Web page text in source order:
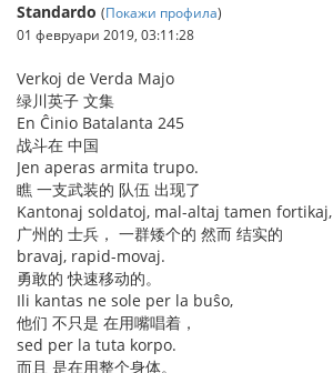
Standardo (Покажи профила)
01 февруари 2019, 03:11:28
Verkoj de Verda Majo
绿川英子 文集
En Ĉinio Batalanta 245
战斗在 中国
Jen aperas armita trupo.
瞧 一支武装的 队伍 出现了
Kantonaj soldatoj, mal-altaj tamen fortikaj,
广州的 士兵， 一群矮个的 然而 结实的
bravaj, rapid-movaj.
勇敢的 快速移动的。
Ili kantas ne sole per la buŝo,
他们 不只是 在用嘴唱着，
sed per la tuta korpo.
而且 是在用整个身体。